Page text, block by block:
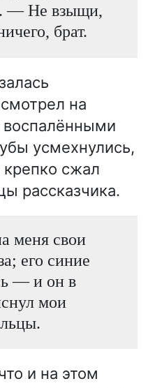
— Не взыщи,
брат.
на
воспалёнными
усмехнулись,
сжал
рассказчика.
меня свои
его синие
— и он в
мои
и на этом